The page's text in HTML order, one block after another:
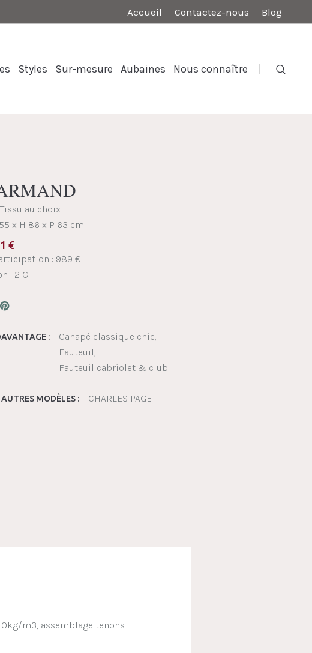
Accueil Contactez-nous Blog
Styles Sur-mesure Aubaines Nous connaître
au choix
x H 86 x P 63 cm
€
: 989 €
: 2 €
:
Canapé classique chic
Fauteuil
Fauteuil cabriolet & club
MODÈLES : CHARLES PAGET
m3, assemblage tenons